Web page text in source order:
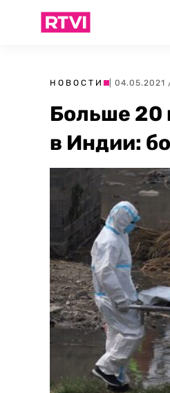
НОВОСТИ | 04.05.2021
Больше 20
в Индии: